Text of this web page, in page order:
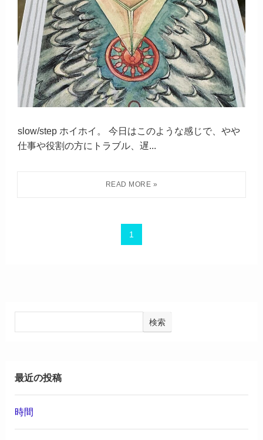
slow/step ホイホイ。 今日はこのような感じで、やや
仕事や役割の方にトラブル、遅...
1
検索
最近の投稿
時間